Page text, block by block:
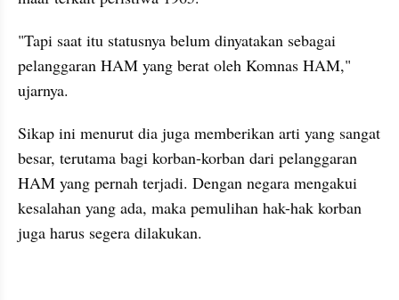
"Tapi saat itu statusnya belum dinyatakan sebagai
pelanggaran HAM yang berat oleh Komnas HAM,"
ujarnya.
Sikap ini menurut dia juga memberikan arti yang sangat
besar, terutama bagi korban-korban dari pelanggaran
HAM yang pernah terjadi. Dengan negara mengakui
kesalahan yang ada, maka pemulihan hak-hak korban
juga harus segera dilakukan.